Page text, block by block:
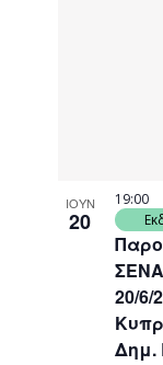
ΙΟΥΝ
20
20/6/
Δημ.
19:00